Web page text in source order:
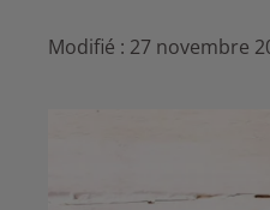
Modifié : 27 novembre